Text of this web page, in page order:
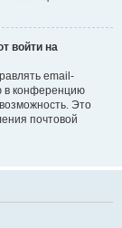
войти на
email-
в конференцию
Это
почтовой